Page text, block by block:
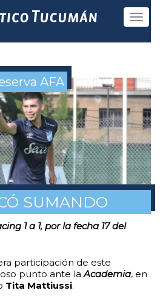
Toggle
AFA
SUMANDO
1 a 1, por la fecha 17 del
participación de este
punto ante laAcademia, en
Tita Mattiussi.